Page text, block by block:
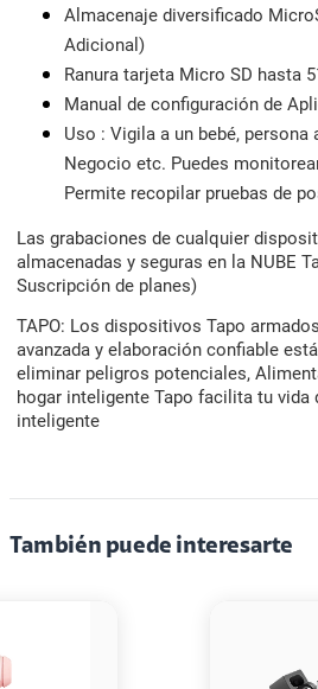
Almacenaje diversificado
Adicional)
Ranura tarjeta Micro SD hasta
Manual de configuración de
Uso : Vigila a un bebé, persona
Negocio etc. Puedes
Permite recopilar pruebas de
Las grabaciones de cualquier
almacenadas y seguras en la NUBE
Suscripción de planes)
TAPO: Los dispositivos Tapo
avanzada y elaboración confiable
eliminar peligros potenciales,
hogar inteligente Tapo facilita tu vida
inteligente
También puede interesarte